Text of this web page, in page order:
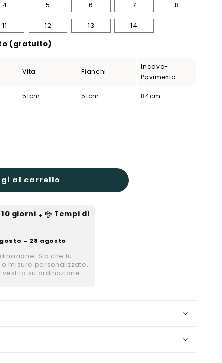
4 5 6 7 8
11 12 13 14
(gratuito)
Vita Fianchi
Incavo-
Pavimento
51cm 51cm 84cm
al carrello
giorni + Tempi di
- 28 agosto
Sia che tu
misure personalizzate,
su ordinazione.